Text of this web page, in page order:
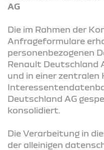
AG
Die im Rahmen der
Anfrageformulare
personenbezogenen
Renault Deutschland
und in einer zentralen
Deutschland AG
konsolidiert.
Die Verarbeitung in
der alleinigen